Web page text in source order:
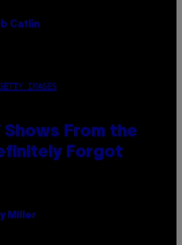
Catlin
IMAGES
From the
Forgot
Miller